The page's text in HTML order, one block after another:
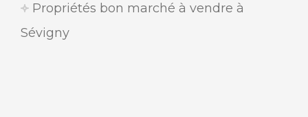
Propriétés bon marché à vendre à
Sévigny